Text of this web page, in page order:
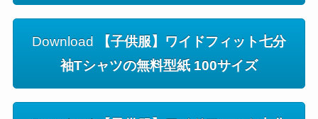
Download
【子供服】ワイドフィット七分
袖Tシャツの無料型紙 100サイズ